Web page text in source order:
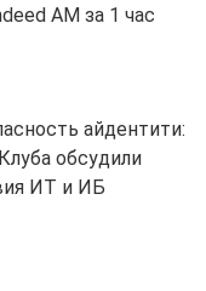
AM за 1 час
айдентити:
обсудили
ИТ и ИБ